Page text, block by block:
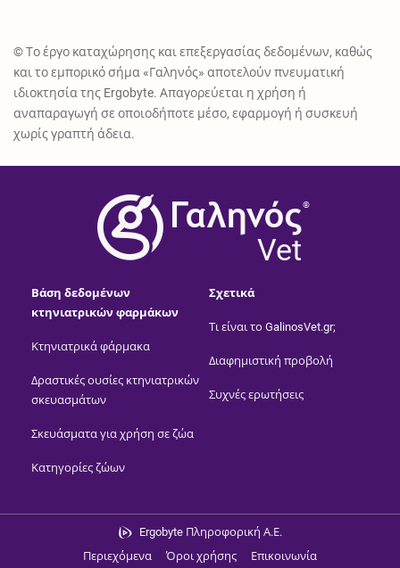
© Το έργο καταχώρησης και επεξεργασίας δεδομένων, καθώς
και το εμπορικό σήμα «Γαληνός» αποτελούν πνευματική
ιδιοκτησία της Ergobyte. Απαγορεύεται η χρήση ή
αναπαραγωγή σε οποιοδήποτε μέσο, εφαρμογή ή συσκευή
χωρίς γραπτή άδεια.
®
Vet
Βάση δεδομένων
κτηνιατρικών φαρμάκων
Κτηνιατρικά φάρμακα
Δραστικές ουσίες κτηνιατρικών
σκευασμάτων
Σκευάσματα για χρήση σε ζώα
Κατηγορίες ζώων
Σχετικά
Τι είναι το GalinosVet.gr;
Διαφημιστική προβολή
Συχνές ερωτήσεις
Ergobyte Πληροφορική Α.Ε.
Περιεχόμενα
Όροι χρήσης Επικοινωνία